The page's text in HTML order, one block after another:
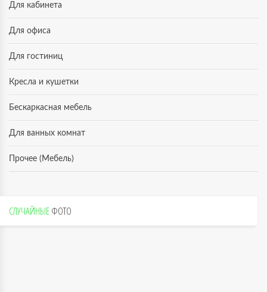
Для кабинета
Для офиса
Для гостиниц
Кресла и кушетки
Бескаркасная мебель
Для ванных комнат
Прочее (Мебель)
СЛУЧАЙНЫЕФОТО